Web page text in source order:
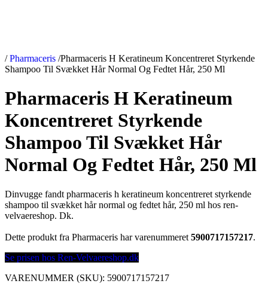
/ Pharmaceris /Pharmaceris H Keratineum Koncentreret Styrkende
Shampoo Til Svækket Hår Normal Og Fedtet Hår, 250 Ml
Pharmaceris H Keratineum
Koncentreret Styrkende
Shampoo Til Svækket Hår
Normal Og Fedtet Hår, 250 Ml
Dinvugge fandt pharmaceris h keratineum koncentreret styrkende
shampoo til svækket hår normal og fedtet hår, 250 ml hos ren-
velvaereshop. Dk.
Dette produkt fra Pharmaceris har varenummeret 5900717157217.
Se prisen hos Ren-Velvaereshop.dk
VARENUMMER (SKU): 5900717157217